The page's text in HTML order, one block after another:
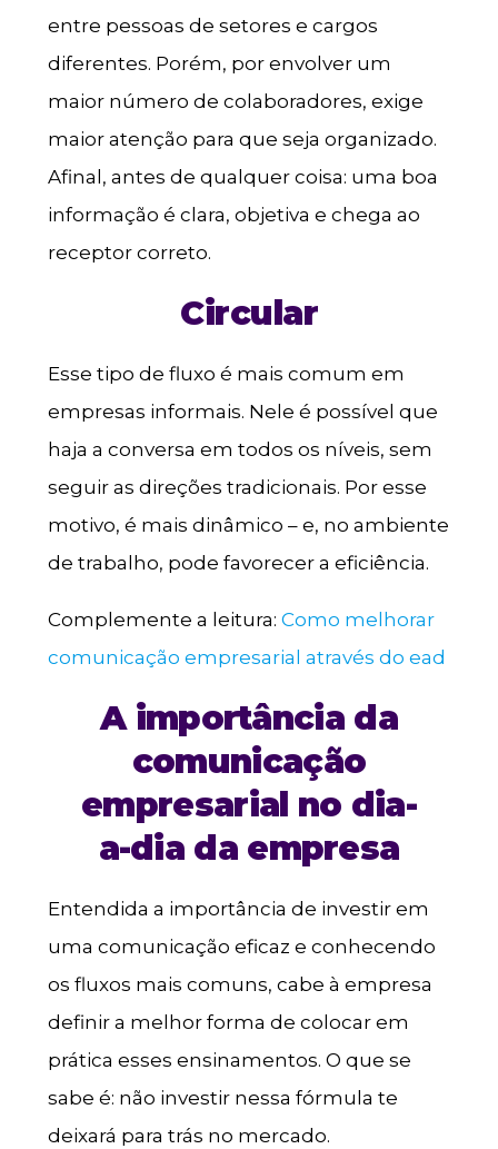
entre pessoas de setores e cargos
diferentes. Porém, por envolver um
maior número de colaboradores, exige
maior atenção para que seja organizado.
Afinal, antes de qualquer coisa: uma boa
informação é clara, objetiva e chega ao
receptor correto.
Circular
Esse tipo de fluxo é mais comum em
empresas informais. Nele é possível que
haja a conversa em todos os níveis, sem
seguir as direções tradicionais. Por esse
motivo, é mais dinâmico – e, no ambiente
de trabalho, pode favorecer a eficiência.
Complemente a leitura: Como melhorar
comunicação empresarial através do ead
A importância da
comunicação
empresarial no dia-
a-dia da empresa
Entendida a importância de investir em
uma comunicação eficaz e conhecendo
os fluxos mais comuns, cabe à empresa
definir a melhor forma de colocar em
prática esses ensinamentos. O que se
sabe é: não investir nessa fórmula te
deixará para trás no mercado.